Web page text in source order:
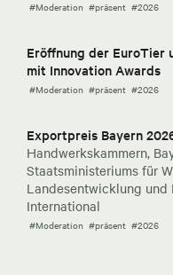
#Moderation #präsent #2026
Eröffnung der EuroTier
mit Innovation Awards
#Moderation #präsent #2026
Exportpreis Bayern
Handwerkskammern,
Staatsministeriums für
Landesentwicklung und
International
#Moderation #präsent #2026